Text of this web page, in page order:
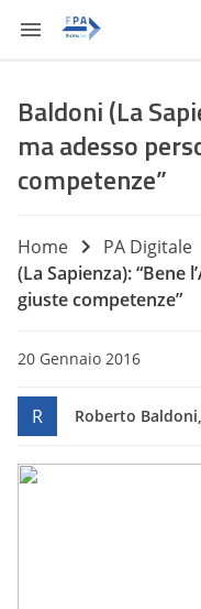
Baldoni (La
ma adesso
competenze”
Home PA Digitale
(La Sapienza): “Bene
giuste competenze”
20 Gennaio 2016
R Roberto